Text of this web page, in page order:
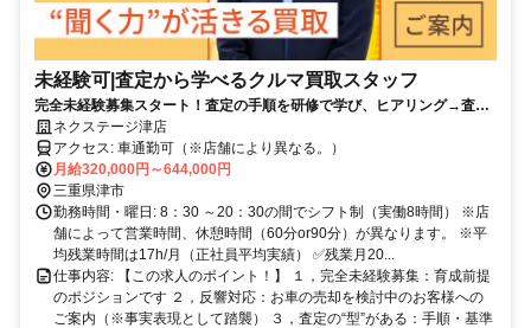
未経験可|査定から学べるクルマ買取スタッフ
完全未経験募集スタート！査定の手順を研修で学び、ヒアリング→査定
→価格提示を段階的に習得できます。
ネクステージ津店
アクセス: 車通勤可（※店舗により異なる。）
月給320,000円～644,000円
三重県津市
勤務時間・曜日: 8：30 ～20：30の間でシフト制（実働8時間） ※店
舗によって営業時間、休憩時間（60分or90分）が異なります。 ※平
均残業時間は17h/月（正社員平均実績） ✅残業月20...
仕事内容: 【この求人のポイント！】 １，完全未経験募集：育成前提
のポジションです ２，反響対応：お車の売却を検討中のお客様への
ご案内（※事実表現として踏襲） ３，査定の“型”がある：手順・基準